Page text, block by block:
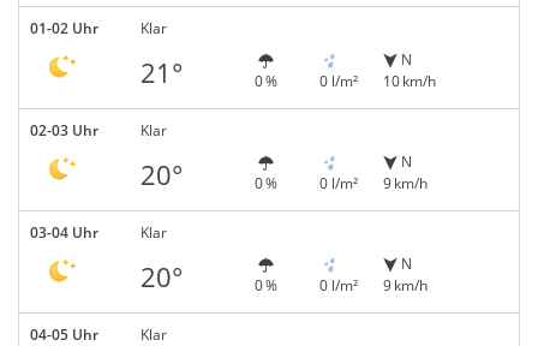
01-02 Uhr Klar
21° 0 % 0 l/m²
N
10 km/h
02-03 Uhr Klar
20° 0 % 0 l/m²
N
9 km/h
03-04 Uhr Klar
20° 0 % 0 l/m²
N
9 km/h
04-05 Uhr Klar